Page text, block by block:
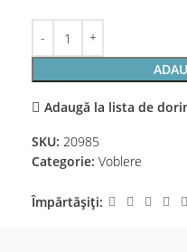
Adaugă la lista de
SKU: 20985
Categorie: Voblere
Împărtășiți: